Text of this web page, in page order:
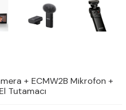
+ ECMW2B Mikrofon +
Tutamacı